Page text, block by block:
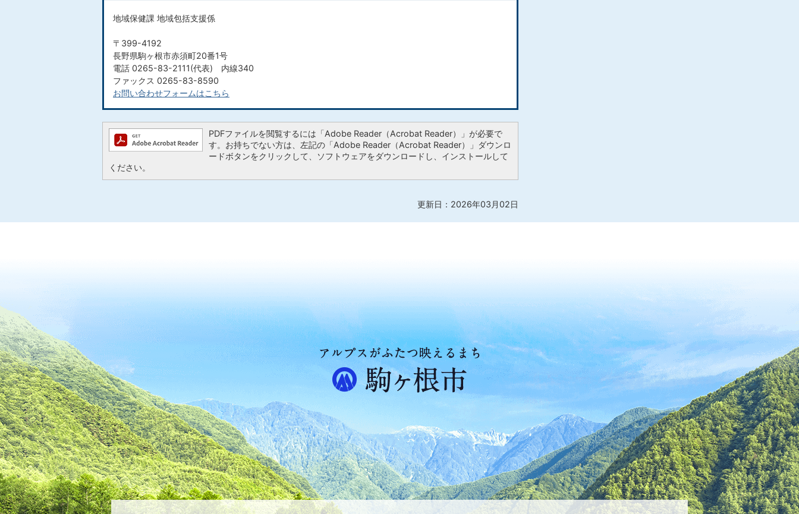
地域保健課 地域包括支援係
〒399-4192
長野県駒ヶ根市赤須町20番1号
電話 0265-83-2111(代表) 内線340
ファックス 0265-83-8590
お問い合わせフォームはこちら
PDFファイルを閲覧するには「Adobe Reader（Acrobat Reader）」が必要で
す。お持ちでない方は、左記の「Adobe Reader（Acrobat Reader）」ダウンロ
ードボタンをクリックして、ソフトウェアをダウンロードし、インストールして
ください。
更新日：2026年03月02日
ア
ル
た
つ
映
え
る
ま
ち
駒
ヶ